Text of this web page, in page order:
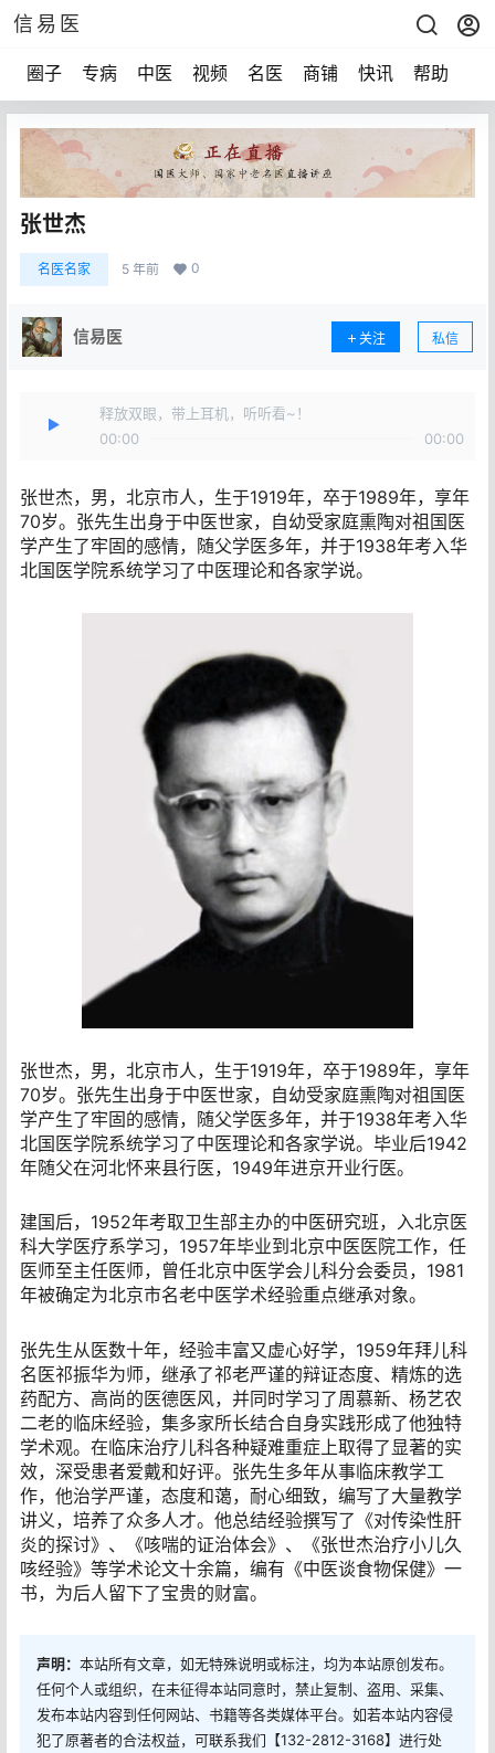
信易医
圈子 专病 中医 视频 名医 商铺 快讯 帮助
张世杰
名医名家 5 年前 0
信易医 关注 私信
释放双眼，带上耳机，听听看~！
00:00
00:00
张世杰，男，北京市人，生于1919年，卒于1989年，享年
70岁。张先生出身于中医世家，自幼受家庭熏陶对祖国医
学产生了牢固的感情，随父学医多年，并于1938年考入华
北国医学院系统学习了中医理论和各家学说。
张世杰，男，北京市人，生于1919年，卒于1989年，享年
70岁。张先生出身于中医世家，自幼受家庭熏陶对祖国医
学产生了牢固的感情，随父学医多年，并于1938年考入华
北国医学院系统学习了中医理论和各家学说。毕业后1942
年随父在河北怀来县行医，1949年进京开业行医。
建国后，1952年考取卫生部主办的中医研究班，入北京医
科大学医疗系学习，1957年毕业到北京中医医院工作，任
医师至主任医师，曾任北京中医学会儿科分会委员，1981
年被确定为北京市名老中医学术经验重点继承对象。
张先生从医数十年，经验丰富又虚心好学，1959年拜儿科
名医祁振华为师，继承了祁老严谨的辩证态度、精炼的选
药配方、高尚的医德医风，并同时学习了周慕新、杨艺农
二老的临床经验，集多家所长结合自身实践形成了他独特
学术观。在临床治疗儿科各种疑难重症上取得了显著的实
效，深受患者爱戴和好评。张先生多年从事临床教学工
作，他治学严谨，态度和蔼，耐心细致，编写了大量教学
讲义，培养了众多人才。他总结经验撰写了《对传染性肝
炎的探讨》、《咳喘的证治体会》、《张世杰治疗小儿久
咳经验》等学术论文十余篇，编有《中医谈食物保健》一
书，为后人留下了宝贵的财富。
声明： 本站所有文章，如无特殊说明或标注，均为本站原创发布。
任何个人或组织，在未征得本站同意时，禁止复制、盗用、采集、
发布本站内容到任何网站、书籍等各类媒体平台。如若本站内容侵
犯了原著者的合法权益，可联系我们【132-2812-3168】进行处